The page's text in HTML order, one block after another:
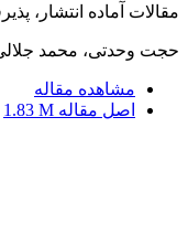
مقالات آماده انتشار،
حجت وحدتی، محمد
مشاهده مقاله
اصل مقاله 1.83 M